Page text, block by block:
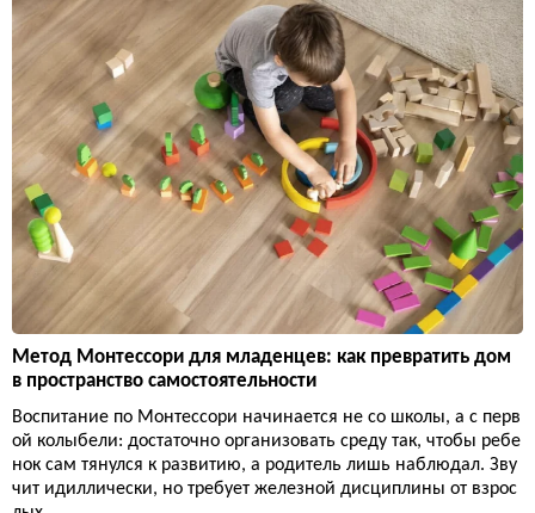
Метод Монтессори для младенцев: как превратить дом
в пространство самостоятельности
Воспитание по Монтессори начинается не со школы, а с перв
ой колыбели: достаточно организовать среду так, чтобы ребе
нок сам тянулся к развитию, а родитель лишь наблюдал. Зву
чит идиллически, но требует железной дисциплины от взрос